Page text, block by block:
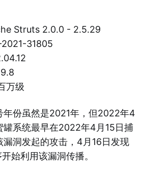
Struts 2.0.0 - 2.5.29
2021-31805
9.8
万级
年份虽然是2021年，但2022年4
罐系统最早在2022年4月15日捕
漏洞发起的攻击，4月16日发现
始利用该漏洞传播。